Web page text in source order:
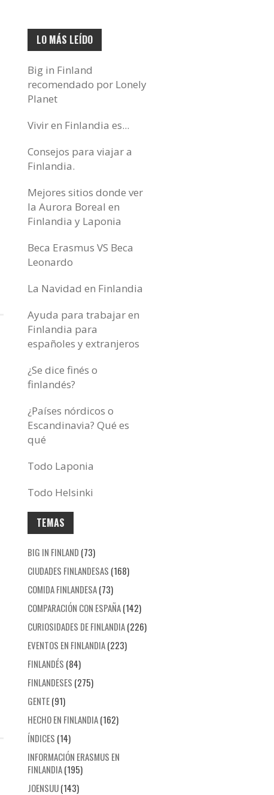
LO MÁS LEÍDO
Big in Finland
recomendado por Lonely
Planet
Vivir en Finlandia es...
Consejos para viajar a
Finlandia.
Mejores sitios donde ver
la Aurora Boreal en
Finlandia y Laponia
Beca Erasmus VS Beca
Leonardo
La Navidad en Finlandia
Ayuda para trabajar en
Finlandia para
españoles y extranjeros
¿Se dice finés o
finlandés?
¿Países nórdicos o
Escandinavia? Qué es
qué
Todo Laponia
Todo Helsinki
TEMAS
BIG IN FINLAND (73)
CIUDADES FINLANDESAS (168)
COMIDA FINLANDESA(73)
COMPARACIÓN CON ESPAÑA(142)
CURIOSIDADES DE FINLANDIA(226)
EVENTOS EN FINLANDIA(223)
FINLANDÉS (84)
FINLANDESES (275)
GENTE(91)
HECHO EN FINLANDIA(162)
ÍNDICES (14)
INFORMACIÓN ERASMUS EN
FINLANDIA(195)
JOENSUU(143)